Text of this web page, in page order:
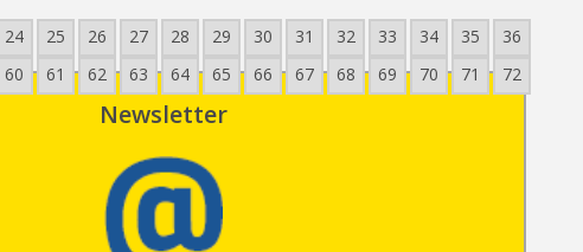
24 25 26 27 28 29 30 31 32 33 34 35
36
60 61 62 63 64 65 66 67 68 69 70 71
72
Newsletter